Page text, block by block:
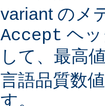
variant のメ
Accept ヘ
して、最高
言語品質数
す。